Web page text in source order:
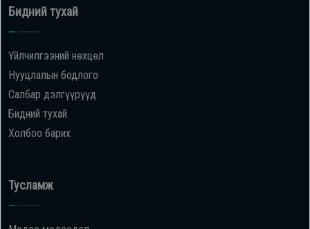
Бидний тухай
Үйлчилгээний нөхцөл
Нууцлалын бодлого
Салбар дэлгүүрүүд
Бидний тухай
Холбоо барих
Тусламж